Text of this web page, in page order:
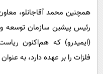
همچنین محمد آقاجانلو،
رئیس پیشین سازمان توسعه
(ایمیدرو) که هم‌اکنون
فلزات را بر عهده دارد، به